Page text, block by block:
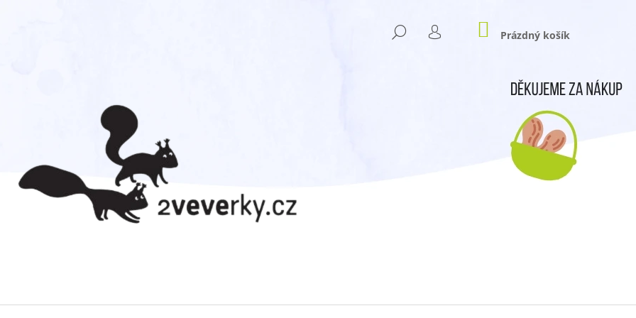
HLEDAT
PŘIHLÁŠENÍ
NÁKUPNÍ
KOŠÍK
Prázdný košík
DOPORUČUJEME
SNĚM
PŘEKVAPENÍ? JEN TO NE!